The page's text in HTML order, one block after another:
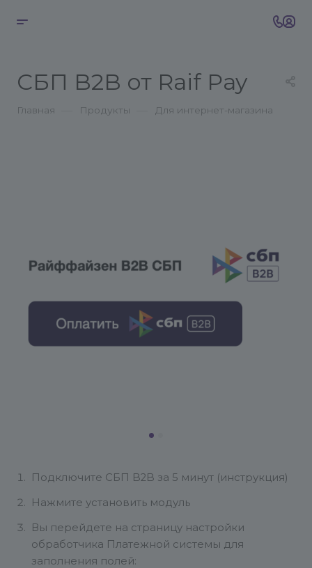
СБП B2B от Raif Pay
Главная Продукты Для интернет-магазина
Подключите СБП B2B за 5 минут (инструкция)
Нажмите установить модуль
Вы перейдете на страницу настройки
обработчика Платежной системы для
заполнения полей: